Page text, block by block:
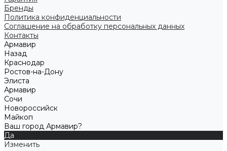
Бренды
Политика конфиденциальности
Соглашение на обработку персональных данных
Контакты
Армавир
Назад
Краснодар
Ростов-на-Дону
Элиста
Армавир
Сочи
Новороссийск
Майкоп
Ваш город Армавир?
Да
Изменить